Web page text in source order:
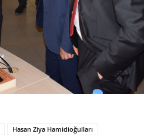
Hasan Ziya Hamidioğulları